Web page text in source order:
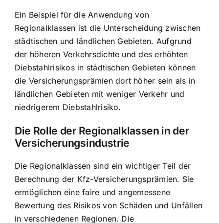
Ein Beispiel für die Anwendung von
Regionalklassen ist die Unterscheidung zwischen
städtischen und ländlichen Gebieten. Aufgrund
der höheren Verkehrsdichte und des erhöhten
Diebstahlrisikos in städtischen Gebieten können
die Versicherungsprämien dort höher sein als in
ländlichen Gebieten mit weniger Verkehr und
niedrigerem Diebstahlrisiko.
Die Rolle der Regionalklassen in der
Versicherungsindustrie
Die Regionalklassen sind ein wichtiger Teil der
Berechnung der Kfz-Versicherungsprämien. Sie
ermöglichen eine faire und angemessene
Bewertung des Risikos von Schäden und Unfällen
in verschiedenen Regionen. Die